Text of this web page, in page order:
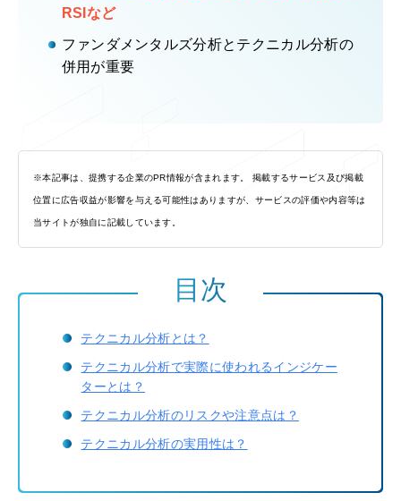
RSIなど
ファンダメンタルズ分析とテクニカル分析の
併用が重要
※本記事は、提携する企業のPR情報が含まれます。 掲載するサービス及び掲載
位置に広告収益が影響を与える可能性はありますが、サービスの評価や内容等は
当サイトが独自に記載しています。
目次
テクニカル分析とは？
テクニカル分析で実際に使われるインジケー
ターとは？
テクニカル分析のリスクや注意点は？
テクニカル分析の実用性は？